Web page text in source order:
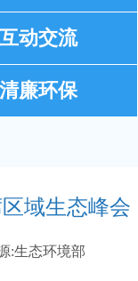
互动交流
清廉环保
域生态峰会
:生态环境部